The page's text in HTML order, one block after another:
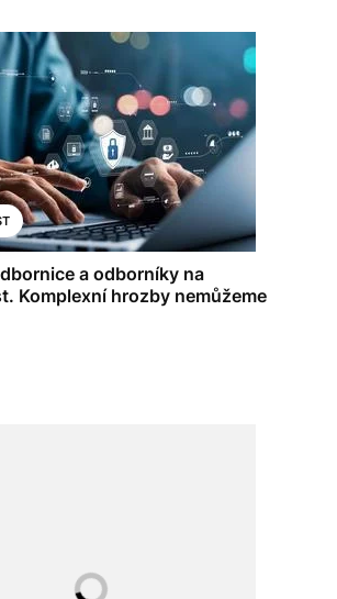
a odborníky na
Komplexní hrozby nemůžeme